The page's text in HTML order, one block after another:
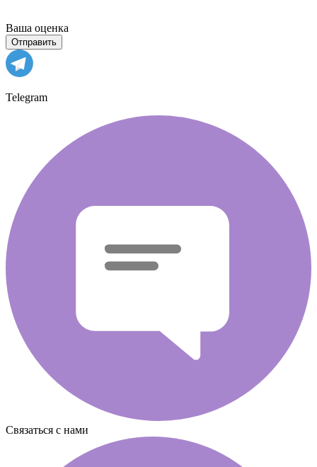
Ваша оценка
Отправить
Telegram
Связаться с нами